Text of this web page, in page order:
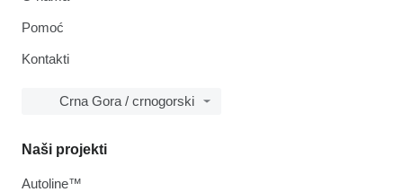
Pomoć
Kontakti
Crna Gora / crnogorski
Naši projekti
Autoline™